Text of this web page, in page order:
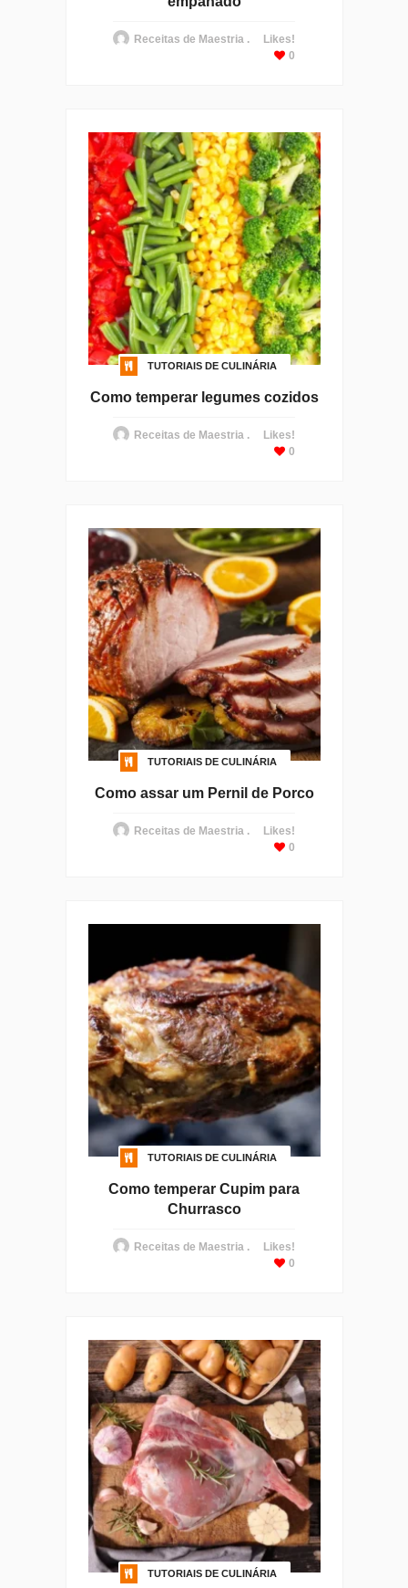
Receitas de Maestria .
Likes!
0
TUTORIAIS DE CULINÁRIA
Como temperar legumes cozidos
Receitas de Maestria .
Likes!
0
TUTORIAIS DE CULINÁRIA
Como assar um Pernil de Porco
Receitas de Maestria .
Likes!
0
TUTORIAIS DE CULINÁRIA
Como temperar Cupim para
Churrasco
Receitas de Maestria .
Likes!
0
TUTORIAIS DE CULINÁRIA